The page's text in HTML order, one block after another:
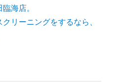
海店。
リーニングをするなら、